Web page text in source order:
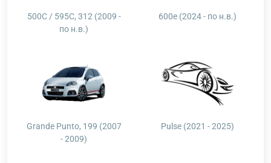
500C / 595C, 312 (2009 -
по н.в.)
600e (2024 - по н.в.)
Grande Punto, 199 (2007
- 2009)
Pulse (2021 - 2025)